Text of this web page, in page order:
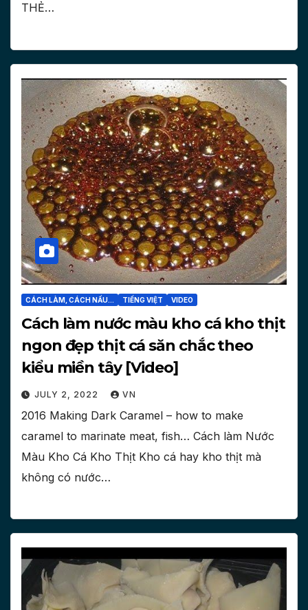
THẺ…
CÁCH LÀM, CÁCH NẤU... TIẾNG VIỆT VIDEO
Cách làm nước màu kho cá kho thịt
ngon đẹp thịt cá săn chắc theo
kiểu miền tây [Video]
JULY 2, 2022 VN
2016 Making Dark Caramel – how to make
caramel to marinate meat, fish… Cách làm Nước
Màu Kho Cá Kho Thịt Kho cá hay kho thịt mà
không có nước…